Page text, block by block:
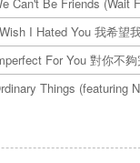
I Hated You 我希望
For You 對你不
Things (featuring